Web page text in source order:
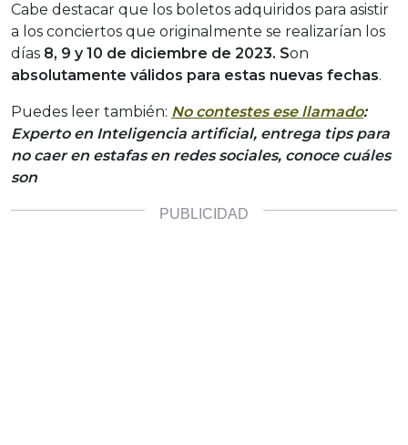
Cabe destacar que los boletos adquiridos para asistir
a los conciertos que originalmente se realizarían los
días 8, 9 y 10 de diciembre de 2023. Son
absolutamente válidos para estas nuevas fechas.
Puedes leer también: No contestes ese llamado:
Experto en Inteligencia artificial, entrega tips para
no caer en estafas en redes sociales, conoce cuáles
son